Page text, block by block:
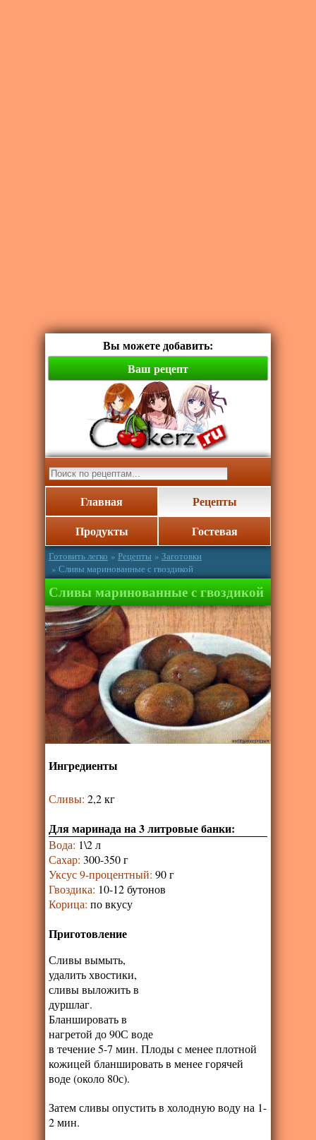
Вы можете добавить:
Ваш рецепт
Главная
Рецепты
Продукты
Гостевая
Готовить легко » Рецепты » Заготовки
» Сливы маринованные с гвоздикой
Сливы маринованные с гвоздикой
Ингредиенты
Сливы: 2,2 кг
Для маринада на 3 литровые банки:
Вода: 1\2 л
Сахар: 300-350 г
Уксус 9-процентный: 90 г
Гвоздика: 10-12 бутонов
Корица: по вкусу
Приготовление
Сливы вымыть,
удалить хвостики,
сливы выложить в
дуршлаг.
Бланшировать в
нагретой до 90С воде
в течение 5-7 мин. Плоды с менее плотной
кожицей бланшировать в менее горячей
воде (около 80с).
Затем сливы опустить в холодную воду на 1-
2 мин.